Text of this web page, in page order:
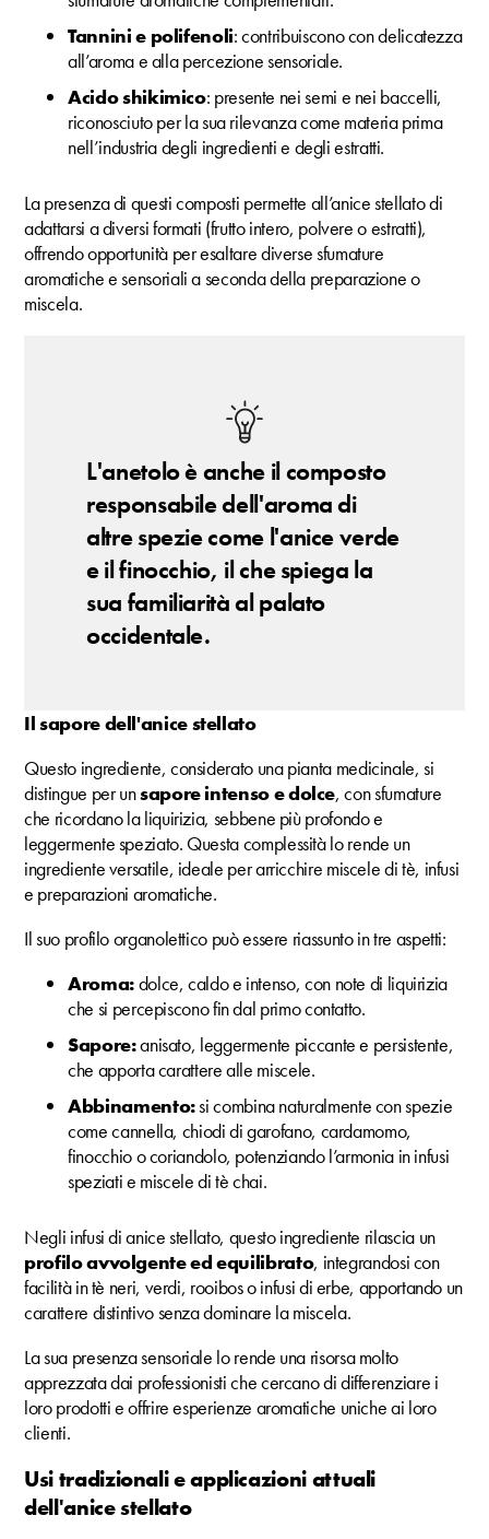
Tannini e polifenoli: contribuiscono con delicatezza
all’aroma e alla percezione sensoriale.
Acido shikimico: presente nei semi e nei baccelli,
riconosciuto per la sua rilevanza come materia prima
nell’industria degli ingredienti e degli estratti.
La presenza di questi composti permette all’anice stellato di
adattarsi a diversi formati (frutto intero, polvere o estratti),
offrendo opportunità per esaltare diverse sfumature
aromatiche e sensoriali a seconda della preparazione o
miscela.
L'anetolo è anche il composto
responsabile dell'aroma di
altre spezie come l'anice verde
e il finocchio, il che spiega la
sua familiarità al palato
occidentale.
Il sapore dell'anice stellato
Questo ingrediente, considerato una pianta medicinale, si
distingue per unsapore intenso e dolce, con sfumature
che ricordano la liquirizia, sebbene più profondo e
leggermente speziato. Questa complessità lo rende un
ingrediente versatile, ideale per arricchire miscele di tè, infusi
e preparazioni aromatiche.
Il suo profilo organolettico può essere riassunto in tre aspetti:
Aroma:dolce, caldo e intenso, con note di liquirizia
che si percepiscono fin dal primo contatto.
Sapore:anisato, leggermente piccante e persistente,
che apporta carattere alle miscele.
Abbinamento:si combina naturalmente con spezie
come cannella, chiodi di garofano, cardamomo,
finocchio o coriandolo, potenziando l’armonia in infusi
speziati e miscele di tè chai.
Negli infusi di anice stellato, questo ingrediente rilascia un
profilo avvolgente ed equilibrato, integrandosi con
facilità in tè neri, verdi, rooibos o infusi di erbe, apportando un
carattere distintivo senza dominare la miscela.
La sua presenza sensoriale lo rende una risorsa molto
apprezzata dai professionisti che cercano di differenziare i
loro prodotti e offrire esperienze aromatiche uniche ai loro
clienti.
Usi tradizionali e applicazioni attuali
dell'anice stellato